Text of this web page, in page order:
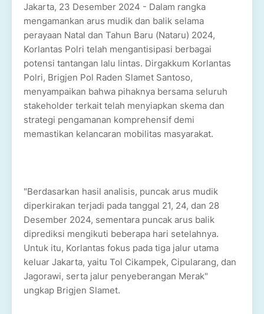
Jakarta, 23 Desember 2024 - Dalam rangka
mengamankan arus mudik dan balik selama
perayaan Natal dan Tahun Baru (Nataru) 2024,
Korlantas Polri telah mengantisipasi berbagai
potensi tantangan lalu lintas. Dirgakkum Korlantas
Polri, Brigjen Pol Raden Slamet Santoso,
menyampaikan bahwa pihaknya bersama seluruh
stakeholder terkait telah menyiapkan skema dan
strategi pengamanan komprehensif demi
memastikan kelancaran mobilitas masyarakat.
"Berdasarkan hasil analisis, puncak arus mudik
diperkirakan terjadi pada tanggal 21, 24, dan 28
Desember 2024, sementara puncak arus balik
diprediksi mengikuti beberapa hari setelahnya.
Untuk itu, Korlantas fokus pada tiga jalur utama
keluar Jakarta, yaitu Tol Cikampek, Cipularang, dan
Jagorawi, serta jalur penyeberangan Merak"
ungkap Brigjen Slamet.